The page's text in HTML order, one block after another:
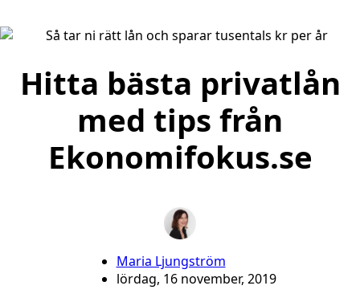
Hitta bästa privatlån
med tips från
Ekonomifokus.se
Maria Ljungström
lördag, 16 november, 2019